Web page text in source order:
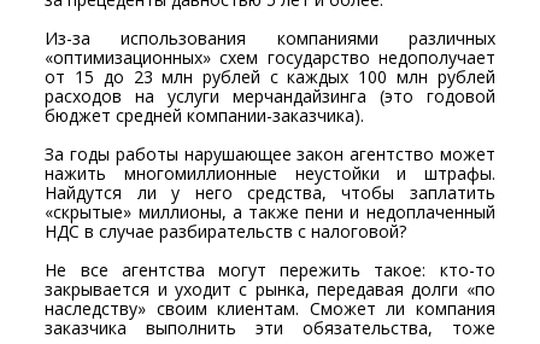
Из-за использования компаниями различных
«оптимизационных» схем государство недополучает
от 15 до 23 млн рублей с каждых 100 млн рублей
расходов на услуги мерчандайзинга (это годовой
бюджет средней компании-заказчика).
За годы работы нарушающее закон агентство может
нажить многомиллионные неустойки и штрафы.
Найдутся ли у него средства, чтобы заплатить
«скрытые» миллионы, а также пени и недоплаченный
НДС в случае разбирательств с налоговой?
Не все агентства могут пережить такое: кто-то
закрывается и уходит с рынка, передавая долги «по
наследству» своим клиентам. Сможет ли компания
заказчика выполнить эти обязательства, тоже